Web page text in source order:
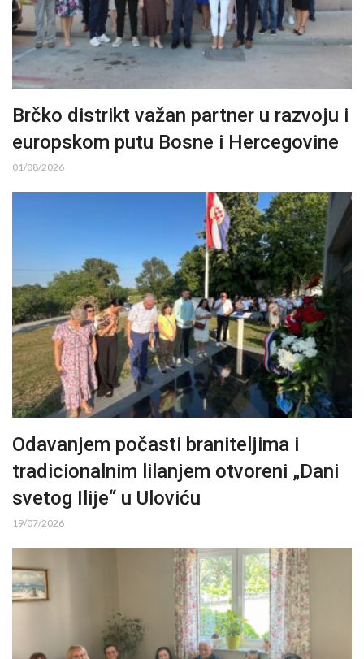
Brčko distrikt važan partner u razvoju i
europskom putu Bosne i Hercegovine
01/08/2026
Odavanjem počasti braniteljima i
tradicionalnim lilanjem otvoreni „Dani
svetog Ilije“ u Uloviću
19/07/2026